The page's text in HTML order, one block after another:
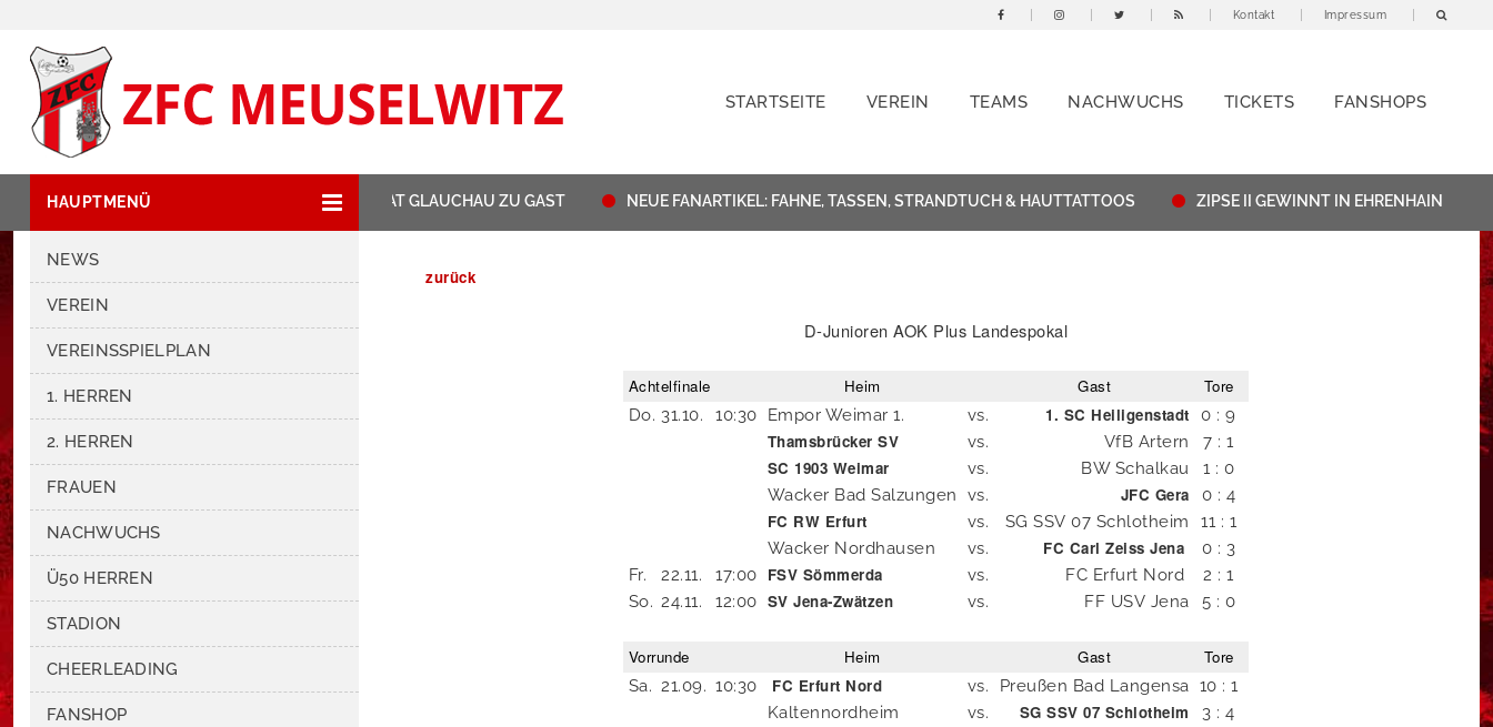
Kontakt Impressum
STARTSEITE VEREIN TEAMS NACHWUCHS TICKETS FANSHOPS
HAUPTMENÜNEWSTICKER: ZIPSE HAT GLAUCHAU ZU GAST NEUE FANARTIKEL: FAHNE, TASSEN, STRANDTUCH & HAUTTATTOOS ZIPSE II GEWINNT IN EHRENHAIN
NEWS
VEREIN
VEREINSSPIELPLAN
1. HERREN
2. HERREN
FRAUEN
NACHWUCHS
Ü50 HERREN
STADION
CHEERLEADING
FANSHOP
zurück
D-Junioren AOK Plus Landespokal
Achtelfinale Heim Gast Tore
Do. 31.10. 10:30 Empor Weimar 1. vs. 1. SC Heiligenstadt 0 : 9
Thamsbrücker SV vs. VfB Artern 7 : 1
SC 1903 Weimar vs. BW Schalkau
1 : 0
Wacker Bad Salzungen
vs. JFC Gera 0 : 4
FC RW Erfurt vs. SG SSV 07 Schlotheim
11 : 1
Wacker Nordhausen
vs. FC Carl Zeiss Jena
0 : 3
Fr.
22.11. 17:00 FSV Sömmerda vs. FC Erfurt Nord
2 : 1
So. 24.11. 12:00 SV Jena-Zwätzen vs. FF USV Jena 5 : 0
Vorrunde Heim Gast Tore
Sa. 21.09. 10:30 FC Erfurt Nord vs. Preußen Bad Langensa
10 : 1
Kaltennordheim
vs. SG SSV 07 Schlotheim 3 : 4